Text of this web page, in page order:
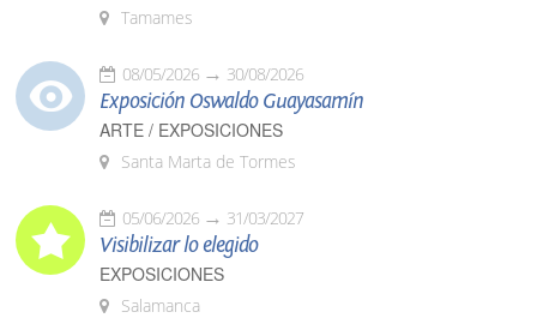
Tamames
08/05/2026 30/08/2026
Exposición Oswaldo Guayasamín
ARTE / EXPOSICIONES
Santa Marta de Tormes
05/06/2026 31/03/2027
Visibilizar lo elegido
EXPOSICIONES
Salamanca